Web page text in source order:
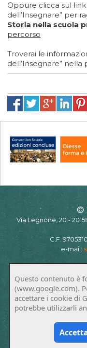
Oppure clicca sul
dell’Insegnare” per
Storia nella scuola
percorso
Troverai le
dell’Insegnare” nella
©
Via Legnone, 20 -
C.F.
e-mail:
Questo contenuto è
(www.google.com).
accettare i cookie di
potrebbe utilizzarli